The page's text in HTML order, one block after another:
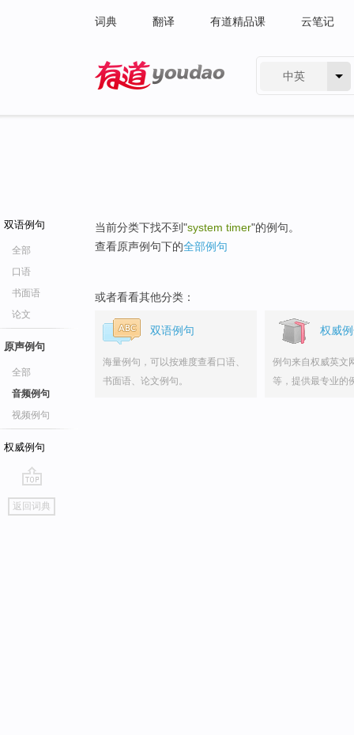
词典 翻译 有道精品课 云笔记
中英
双语例句
全部
口语
书面语
论文
原声例句
全部
音频例句
视频例句
权威例句
go
top
返回词典
当前分类下找不到"system timer"的例句。
查看原声例句下的全部例句
或者看看其他分类：
双语例句
海量例句，可以按难度查看口语、
书面语、论文例句。
权威
例句来自权威英文
等，提供最专业的